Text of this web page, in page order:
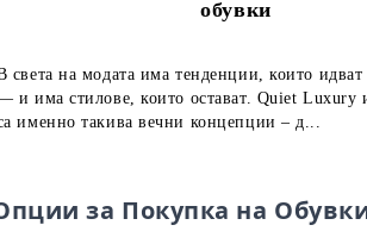
обувки
света на модата има тенденции, които
и има стилове, които остават. Quiet Luxury
именно такива вечни концепции – д...
за Покупка на